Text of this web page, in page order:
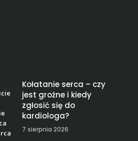
Kołatanie serca – czy
jest groźne i kiedy
zgłosić się do
kardiologa?
7 sierpnia 2026